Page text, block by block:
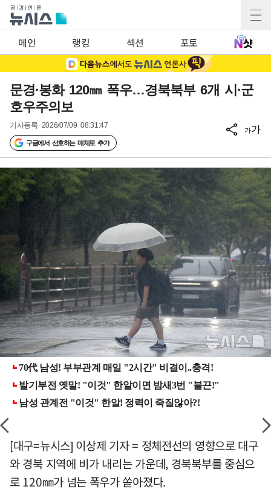
메인 랭킹 섹션 포토
문경·봉화 120㎜ 폭우…경북북부 6개 시·군
호우주의보
기사등록 2026/07/09 08:31:47
구글에서 선호하는 매체로 추가
가가
[대구=뉴시스] 이상제 기자 = 정체전선의 영향으로 대구
와 경북 지역에 비가 내리는 가운데, 경북북부를 중심으
로 120㎜가 넘는 폭우가 쏟아졌다.